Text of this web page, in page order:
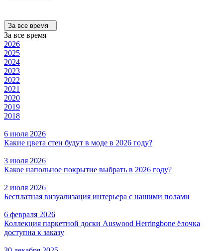
За все время
За все время
2026
2025
2024
2023
2022
2021
2020
2019
2018
6 июля 2026
Какие цвета стен будут в моде в 2026 году?
3 июля 2026
Какое напольное покрытие выбрать в 2026 году?
2 июля 2026
Бесплатная визуализация интерьера с нашими полами
6 февраля 2026
Коллекция паркетной доски Auswood Herringbone ёлочка
доступна к заказу